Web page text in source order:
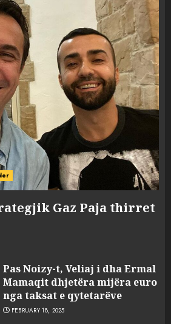
Gaz Paja thirret
Pas Noizy-t, Veliaj i dha Ermal
Mamaqit dhjetëra mijëra euro
nga taksat e qytetarëve
FEBRUARY 18, 2025